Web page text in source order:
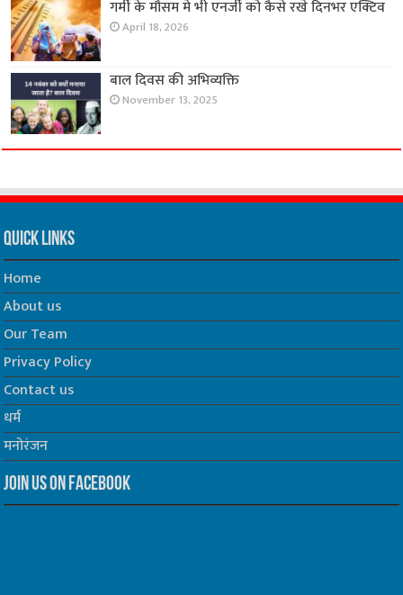
गर्मी के मौसम मे भी एनर्जी को कैसे रखे दिनभर एक्टिव
April 18, 2026
बाल दिवस की अभिव्यक्ति
November 13, 2025
Quick Links
Home
About us
Our Team
Privacy Policy
Contact us
धर्म
मनोरंजन
Join us on Facebook